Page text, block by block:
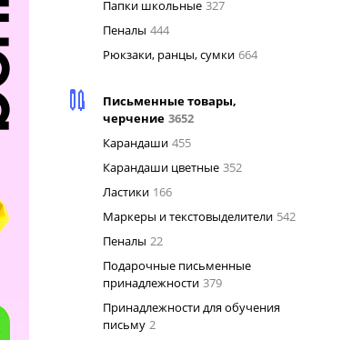
Папки школьные 327
Пеналы 444
Рюкзаки, ранцы, сумки 664
Письменные товары,
черчение 3652
Карандаши 455
Карандаши цветные 352
Ластики 166
Маркеры и текстовыделители 542
Пеналы 22
Подарочные письменные
принадлежности 379
Принадлежности для обучения
письму 2